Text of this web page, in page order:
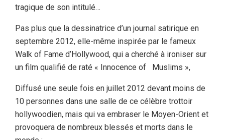
tragique de son intitulé…
Pas plus que la dessinatrice d’un journal satirique en
septembre 2012, elle-même inspirée par le fameux
Walk of Fame d’Hollywood, qui a cherché à ironiser sur
un film qualifié de raté « Innocence of Muslims »,
Diffusé une seule fois en juillet 2012 devant moins de
10 personnes dans une salle de ce célèbre trottoir
hollywoodien, mais qui va embraser le Moyen-Orient et
provoquera de nombreux blessés et morts dans le